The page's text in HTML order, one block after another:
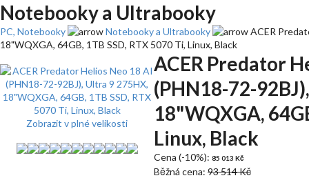
Notebooky a Ultrabooky
PC, Notebooky Notebooky a Ultrabooky
ACER
18"WQXGA, 64GB, 1TB SSD, RTX 5070 Ti, Linux, Black
Zobrazit v plné velikosti
ACER Predator
(PHN18-72-
18"WQXGA,
Linux, Black
Cena (-10%): 85 013 Kč
Běžná cena: 93 514 Kč